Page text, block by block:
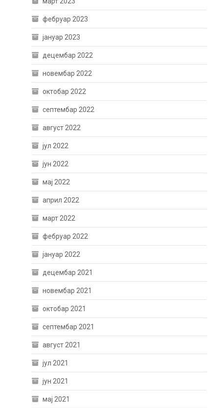
фебруар 2023
јануар 2023
децембар 2022
новембар 2022
октобар 2022
септембар 2022
август 2022
јул 2022
јун 2022
мај 2022
април 2022
март 2022
фебруар 2022
јануар 2022
децембар 2021
новембар 2021
октобар 2021
септембар 2021
август 2021
јул 2021
јун 2021
мај 2021